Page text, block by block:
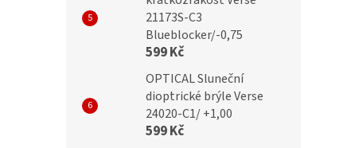
21173S-C3
Blueblocker/-0,75
599 Kč
OPTICAL Sluneční
dioptrické brýle Verse
24020-C1/ +1,00
599 Kč